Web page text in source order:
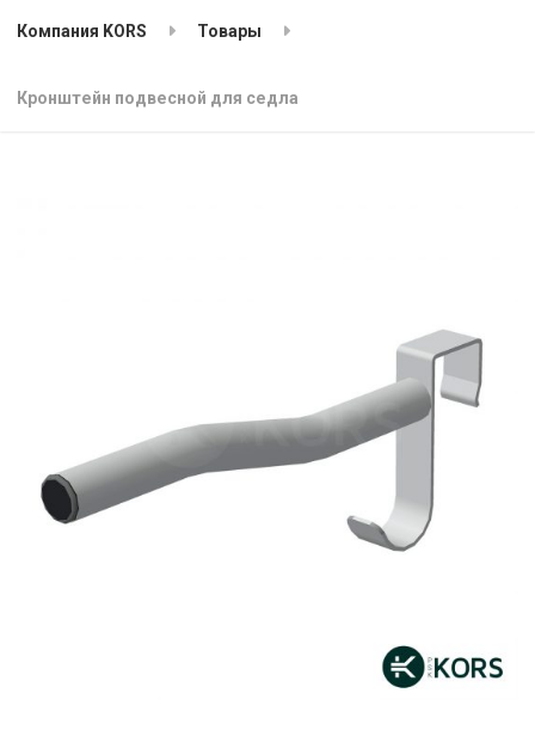
Компания KORS Товары
Кронштейн подвесной для седла